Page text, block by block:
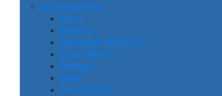
Производитель
Аргус
Берлога
Берсеркер (Berserker)
Браво (Bravo)
Воевода
Дива
Зетта (Zetta)